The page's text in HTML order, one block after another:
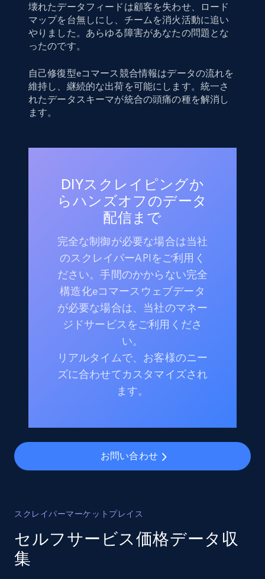
壊れたデータフィードは顧客を失わせ、ロード
マップを台無しにし、チームを消火活動に追い
やりました。あらゆる障害があなたの問題とな
ったのです。
自己修復型eコマース競合情報はデータの流れを
維持し、継続的な出荷を可能にします。統一さ
れたデータスキーマが統合の頭痛の種を解消し
ます。
DIYスクレイピングか
らハンズオフのデータ
配信まで
完全な制御が必要な場合は当社
のスクレイパーAPIをご利用く
ださい。手間のかからない完全
構造化eコマースウェブデータ
が必要な場合は、当社のマネー
ジドサービスをご利用くださ
い。
リアルタイムで、お客様のニー
ズに合わせてカスタマイズされ
ます。
お問い合わせ
スクレイパーマーケットプレイス
セルフサービス価格データ収
集